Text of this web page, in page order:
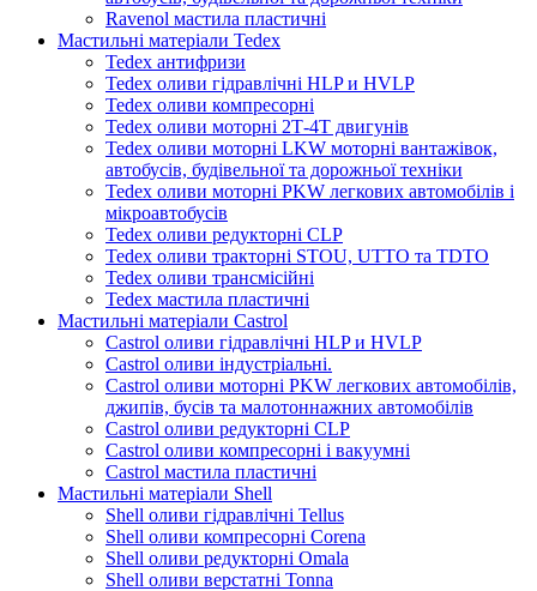
Ravenol мастила пластичні
Мастильні матеріали Tedex
Tedex антифризи
Tedex оливи гідравлічні HLP и HVLP
Tedex оливи компресорні
Tedex оливи моторні 2Т-4Т двигунів
Tedex оливи моторні LKW моторні вантажівок,
автобусів, будівельної та дорожньої техніки
Tedex оливи моторні PKW легкових автомобілів і
мікроавтобусів
Tedex оливи редукторні CLP
Tedex оливи тракторні STOU, UTTO та TDTO
Tedex оливи трансмісійні
Tedex мастила пластичні
Мастильні матеріали Castrol
Castrol оливи гідравлічні HLP и HVLP
Castrol оливи індустріальні.
Castrol оливи моторні PKW легкових автомобілів,
джипів, бусів та малотоннажних автомобілів
Castrol оливи редукторні CLP
Castrol оливи компресорні і вакуумні
Castrol мастила пластичні
Мастильні матеріали Shell
Shell оливи гідравлічні Tellus
Shell оливи компресорні Corena
Shell оливи редукторні Omala
Shell оливи верстатні Tonna